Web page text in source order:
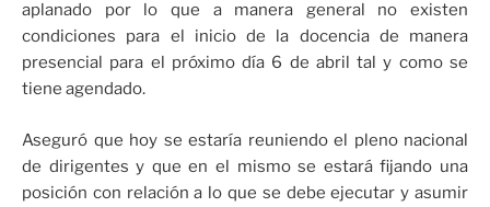
aplanado por lo que a manera general no existen
condiciones para el inicio de la docencia de manera
presencial para el próximo día 6 de abril tal y como se
tiene agendado.
Aseguró que hoy se estaría reuniendo el pleno nacional
de dirigentes y que en el mismo se estará fijando una
posición con relación a lo que se debe ejecutar y asumir